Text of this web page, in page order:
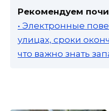
Рекомендуем
• Электронные
улицах, сроки
что важно знать